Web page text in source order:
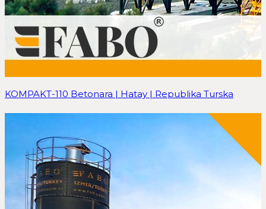
KOMPAKT-110 Betonara | Hatay | Republika Turska